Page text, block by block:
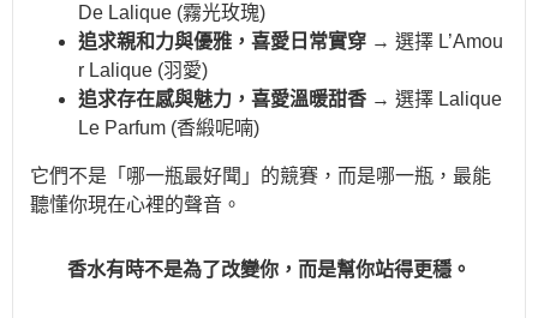
De Lalique (霧光玫瑰)
追求親和力與優雅，喜愛日常實穿 → 選擇 L’Amou
r Lalique (羽愛)
追求存在感與魅力，喜愛溫暖甜香 → 選擇 Lalique
Le Parfum (香緞呢喃)
它們不是「哪一瓶最好聞」的競賽，而是哪一瓶，最能
聽懂你現在心裡的聲音。
香水有時不是為了改變你，而是幫你站得更穩。